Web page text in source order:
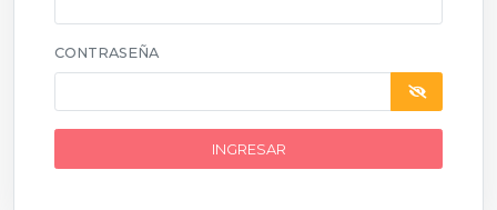
CONTRASEÑA
INGRESAR